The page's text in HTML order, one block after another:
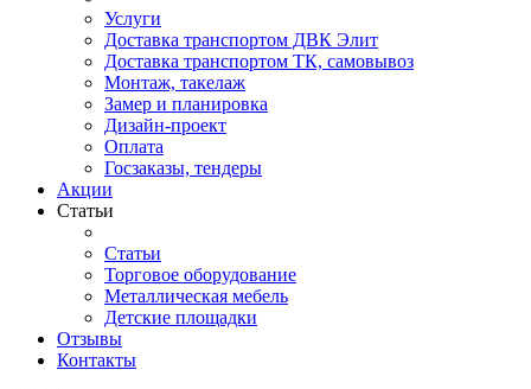
Услуги
Доставка транспортом ДВК Элит
Доставка транспортом ТК, самовывоз
Монтаж, такелаж
Замер и планировка
Дизайн-проект
Оплата
Госзаказы, тендеры
Акции
Статьи
Статьи
Торговое оборудование
Металлическая мебель
Детские площадки
Отзывы
Контакты